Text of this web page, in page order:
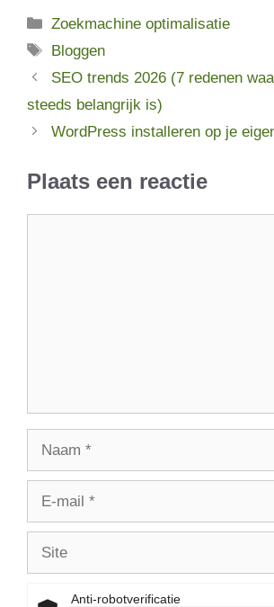
Categorieën
Zoekmachine optimalisatie
Tags
Bloggen
SEO trends 2026 (7 redenen
steeds belangrijk is)
WordPress installeren op je
Plaats een reactie
Anti-robotverificatie